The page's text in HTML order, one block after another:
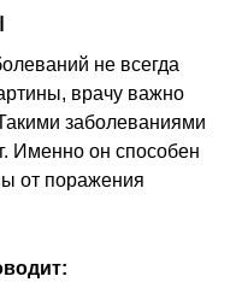
не всегда
врачу важно
заболеваниями
Именно он способен
от поражения